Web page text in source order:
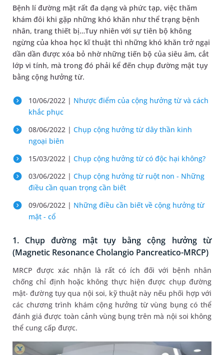
Bệnh lí đường mật rất đa dạng và phức tạp, việc thăm
khám đôi khi gặp những khó khăn như thể trạng bệnh
nhân, trang thiết bị…Tuy nhiên với sự tiên bộ không
ngừng của khoa học kĩ thuật thì những khó khăn trở ngại
dần dần được xóa bỏ nhờ những tiến bộ của siêu âm, cắt
lớp vi tính, mà trong đó phải kể đến chụp đường mật tụy
bằng cộng hưởng từ.
10/06/2022 | Nhược điểm của cộng hưởng từ và cách
khắc phục
08/06/2022 | Chụp cộng hưởng từ dây thần kinh
ngoại biên
15/03/2022 | Chụp cộng hưởng từ có độc hại không?
03/06/2022 | Chụp cộng hưởng từ ruột non - Những
điều cần quan trọng cần biết
09/06/2022 | Những điều cần biết về cộng hưởng từ
mặt - cổ
1. Chụp đường mật tụy bằng cộng hưởng từ
(Magnetic Resonance Cholangio Pancreatico-MRCP)
MRCP được xác nhận là rất có ích đối với bệnh nhân
chống chỉ định hoặc không thực hiện được chụp đường
mật- đường tụy qua nội soi, kỹ thuật này nếu phối hợp với
các chương trình khám cộng hưởng từ vùng bụng có thể
đánh giá được toàn cảnh vùng bụng trên mà nội soi không
thể cung cấp được.